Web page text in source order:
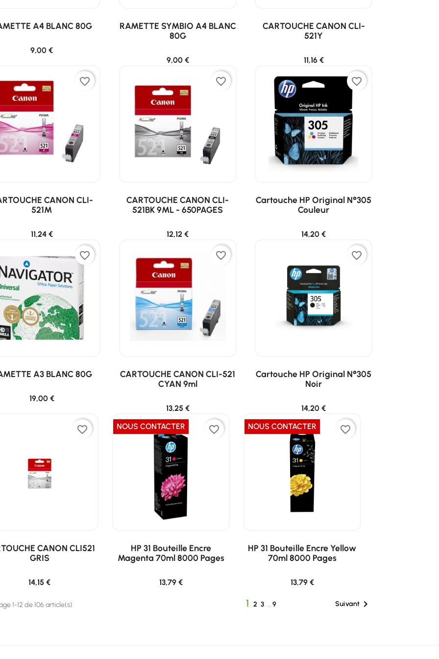
A4 BLANC 80G
9,00 €
RAMETTE SYMBIO A4 BLANC
80G
9,00 €
CARTOUCHE CANON CLI-
521Y
11,16 €
favorite_border
CANON CLI-
521M
11,24 €
favorite_border
CARTOUCHE CANON CLI-
521BK 9ML - 650PAGES
12,12 €
favorite_border
Cartouche HP Original N°305
Couleur
14,20 €
favorite_border
A3 BLANC 80G
19,00 €
favorite_border
CARTOUCHE CANON CLI-521
CYAN 9ml
13,25 €
favorite_border
Cartouche HP Original N°305
Noir
14,20 €
favorite_border
CANON CLI521
GRIS
14,15 €
NOUS CONTACTER favorite_border
HP 31 Bouteille Encre
Magenta 70ml 8000 Pages
13,79 €
NOUS CONTACTER favorite_border
HP 31 Bouteille Encre Yellow
70ml 8000 Pages
13,79 €
1-12 de 106 article(s) 1 2 3 …9 Suivant